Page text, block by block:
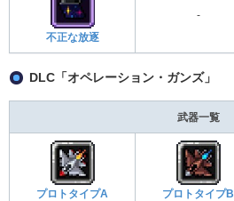
不正な放逐
-
DLC「オペレーション・ガンズ」
武器一覧
プロトタイプA プロトタイプB